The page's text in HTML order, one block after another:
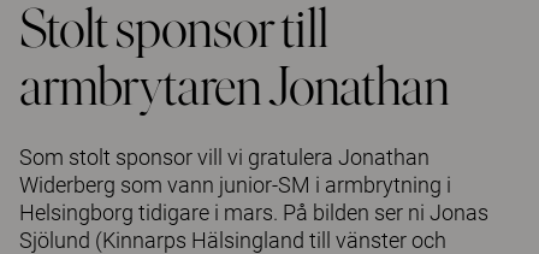
Stolt sponsor till
armbrytaren Jonathan
Som stolt sponsor vill vi gratulera Jonathan
Widerberg som vann junior-SM i armbrytning i
Helsingborg tidigare i mars. På bilden ser ni Jonas
Sjölund (Kinnarps Hälsingland till vänster och